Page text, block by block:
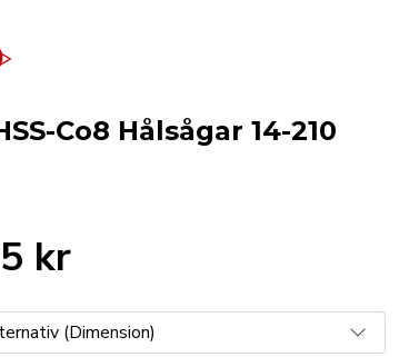
Co8 Hålsågar 14-210
kr